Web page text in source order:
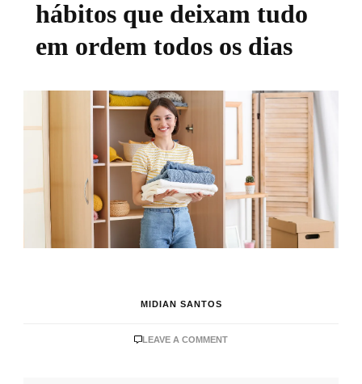
hábitos que deixam tudo
em ordem todos os dias
MIDIAN SANTOS
LEAVE A COMMENTON